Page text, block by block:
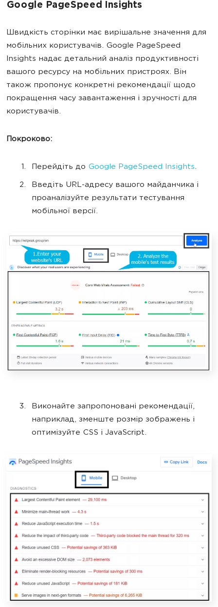
Google PageSpeed Insights
Швидкість сторінки має вирішальне значення для
мобільних користувачів. Google PageSpeed
Insights надає детальний аналіз продуктивності
вашого ресурсу на мобільних пристроях. Він
також пропонує конкретні рекомендації щодо
покращення часу завантаження і зручності для
користувачів.
Покроково:
Перейдіть до Google PageSpeed Insights.
Введіть URL-адресу вашого майданчика і
проаналізуйте результати тестування
мобільної версії.
Виконайте запропоновані рекомендації,
наприклад, зменште розмір зображень і
оптимізуйте CSS і JavaScript.